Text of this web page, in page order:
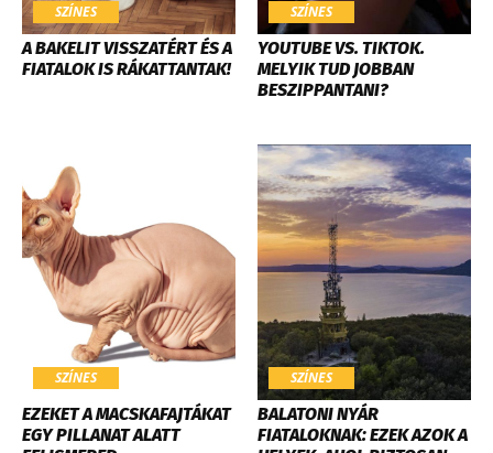
SZÍNES
A BAKELIT VISSZATÉRT ÉS A
FIATALOK IS RÁKATTANTAK!
SZÍNES
YOUTUBE VS. TIKTOK.
MELYIK TUD JOBBAN
BESZIPPANTANI?
SZÍNES
EZEKET A MACSKAFAJTÁKAT
EGY PILLANAT ALATT
SZÍNES
BALATONI NYÁR
FIATALOKNAK: EZEK AZOK A